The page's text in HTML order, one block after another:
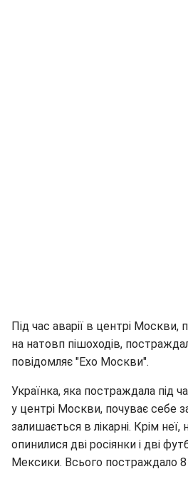
Під час аварії в центрі Москви,
на натовп пішоходів,
повідомляє "Ехо Москви".
Українка, яка постраждала під
у центрі Москви, почуває себе
залишається в лікарні. Крім неї,
опинилися дві росіянки і дві
Мексики. Всього постраждало 8